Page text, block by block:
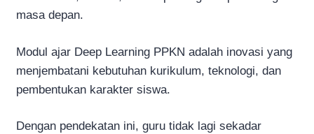
masa depan.
Modul ajar Deep Learning PPKN adalah inovasi yang
menjembatani kebutuhan kurikulum, teknologi, dan
pembentukan karakter siswa.
Dengan pendekatan ini, guru tidak lagi sekadar